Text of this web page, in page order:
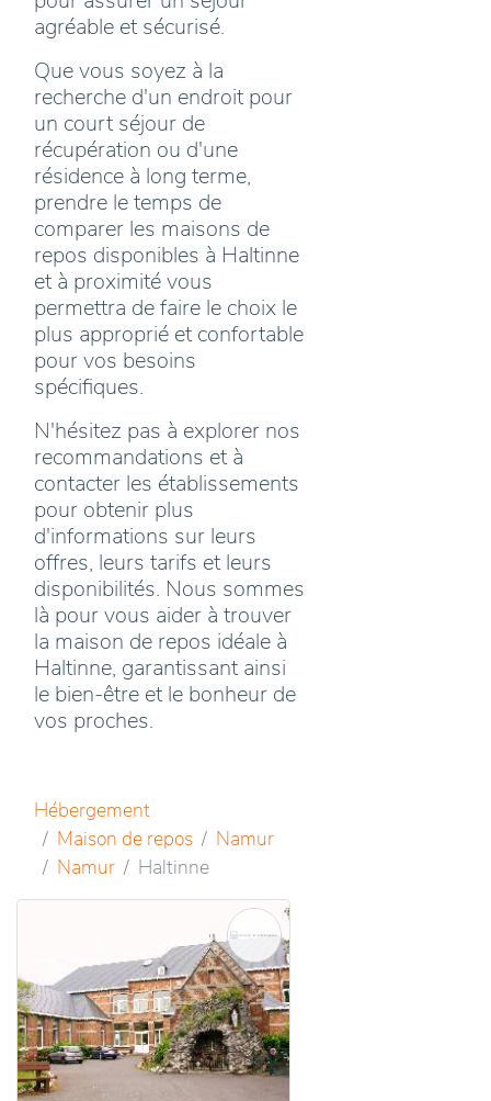
agréable et sécurisé.
Que vous soyez à la
recherche d'un endroit pour
un court séjour de
récupération ou d'une
résidence à long terme,
prendre le temps de
comparer les maisons de
repos disponibles à Haltinne
et à proximité vous
permettra de faire le choix le
plus approprié et confortable
pour vos besoins
spécifiques.
N'hésitez pas à explorer nos
recommandations et à
contacter les établissements
pour obtenir plus
d'informations sur leurs
offres, leurs tarifs et leurs
disponibilités. Nous sommes
là pour vous aider à trouver
la maison de repos idéale à
Haltinne, garantissant ainsi
le bien-être et le bonheur de
vos proches.
Hébergement
Maison de repos
Namur
Namur
Haltinne